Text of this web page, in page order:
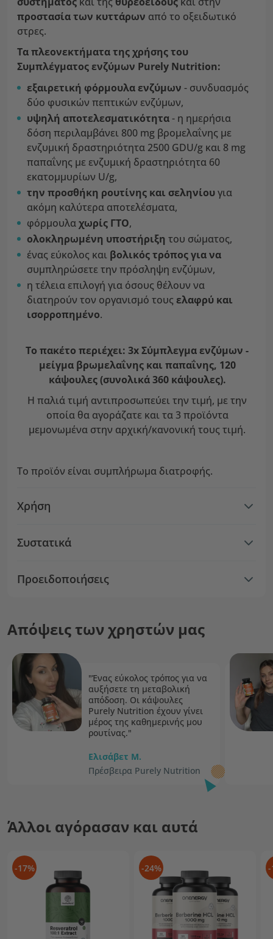
προστασία των κυττάρων από το οξειδωτικό
στρες.
Τα πλεονεκτήματα της χρήσης του
Συμπλέγματος ενζύμων Purely Nutrition:
εξαιρετική φόρμουλα ενζύμων - συνδυασμός
δύο φυσικών πεπτικών ενζύμων,
υψηλή αποτελεσματικότητα- η ημερήσια
δόση περιλαμβάνει 800 mg βρομελαΐνης με
ενζυμική δραστηριότητα 2500 GDU/g και 8 mg
παπαΐνης με ενζυμική δραστηριότητα 60
εκατομμυρίων U/g,
την προσθήκη ρουτίνης και σεληνίουγια
ακόμη καλύτερα αποτελέσματα,
φόρμουλαχωρίς ΓΤΟ,
ολοκληρωμένη υποστήριξη του σώματος,
ένας εύκολος και βολικός τρόπος για να
συμπληρώσετε την πρόσληψη ενζύμων,
η τέλεια επιλογή για όσους θέλουν να
διατηρούν τον οργανισμό τους ελαφρύ και
ισορροπημένο.
Το πακέτο περιέχει: 3x Σύμπλεγμα ενζύμων -
μείγμα βρωμελαΐνης και παπαΐνης, 120
κάψουλες (συνολικά 360 κάψουλες).
Η παλιά τιμή αντιπροσωπεύει την τιμή, με την
οποία θα αγοράζατε και τα 3 προϊόντα
μεμονωμένα στην αρχική/κανονική τους τιμή.
Το προϊόν είναι συμπλήρωμα διατροφής.
Χρήση
Συστατικά
Προειδοποιήσεις
Απόψεις των χρηστών μας
"Ένας εύκολος τρόπος για να
αυξήσετε τη μεταβολική
απόδοση. Οι κάψουλες
Purely Nutrition έχουν γίνει
μέρος της καθημερινής μου
ρουτίνας."
Ελισάβετ M.
Πρέσβειρα Purely Nutrition
Άλλοι αγόρασαν και αυτά
-17% -24% -